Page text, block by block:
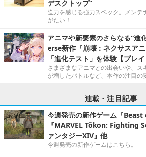
デスクトップ”
迫力を感じる強力スペック。メンテ
がたい！
アニマや新要素のさらなる“進
erse新作『崩壊：ネクサスア
「進化テスト」を体験【プレイ
さまざまなアニマとの出会いや、ス
が増したバトルなど、本作の注目の
連載・注目記事
今週発売の新作ゲーム『
『MARVEL Tōkon: Fighting
ァンタジーXIV』他
今週発売の新作ゲームはこちら。